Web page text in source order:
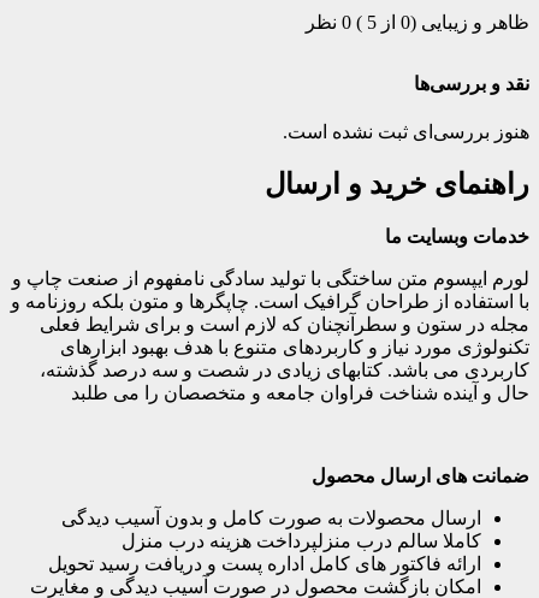
ظاهر و زیبایی (0 از 5 ) 0 نظر
نقد و بررسی‌ها
هنوز بررسی‌ای ثبت نشده است.
راهنمای خرید و ارسال
خدمات وبسایت ما
لورم ایپسوم متن ساختگی با تولید سادگی نامفهوم از صنعت چاپ و
با استفاده از طراحان گرافیک است. چاپگرها و متون بلکه روزنامه و
مجله در ستون و سطرآنچنان که لازم است و برای شرایط فعلی
تکنولوژی مورد نیاز و کاربردهای متنوع با هدف بهبود ابزارهای
کاربردی می باشد. کتابهای زیادی در شصت و سه درصد گذشته،
حال و آینده شناخت فراوان جامعه و متخصصان را می طلبد
ضمانت های ارسال محصول
ارسال محصولات به صورت کامل و بدون آسیب دیدگی
کاملا سالم درب منزلپرداخت هزینه درب منزل
ارائه فاکتور های کامل اداره پست و دریافت رسید تحویل
امکان بازگشت محصول در صورت آسیب دیدگی و مغایرت